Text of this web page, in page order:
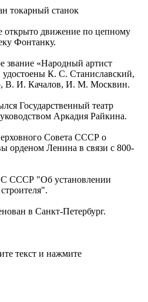
токарный станок
открыто движение по цепному
Фонтанку.
звание «Народный артист
К. С. Станиславский,
В. И. Качалов, И. М. Москвин.
Государственный театр
Аркадия Райкина.
Совета СССР о
орденом Ленина в связи с 800-
СССР "Об установлении
в Санкт-Петербург.
текст и нажмите